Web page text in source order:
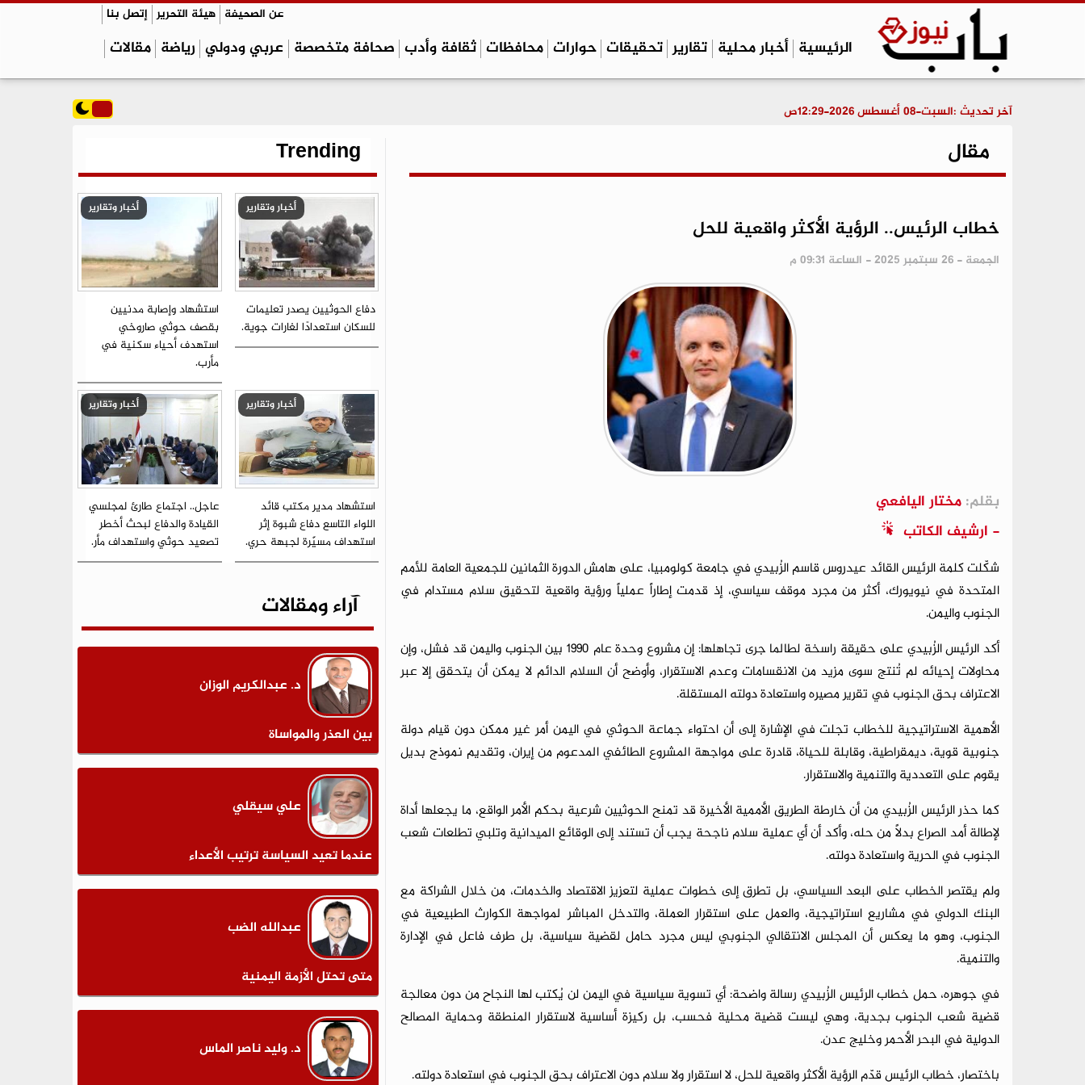
عن الصحيفة هيئة التحرير إتصل بنا
الرئيسية أخبار محلية تقارير تحقيقات حوارات محافظات ثقافة وأدب صحافة متخصصة عربي ودولي رياضة مقالات
آخر تحديث :السبت-08 أغسطس 2026-12:29ص
مقال
خطاب الرئيس.. الرؤية الأكثر واقعية للحل
الجمعة - 26 سبتمبر 2025 - الساعة 09:31 م
بقلم: مختار اليافعي
- ارشيف الكاتب
شكّلت كلمة الرئيس القائد عيدروس قاسم الزُبيدي في جامعة كولومبيا، على هامش الدورة الثمانين للجمعية العامة للأمم
المتحدة في نيويورك، أكثر من مجرد موقف سياسي، إذ قدمت إطاراً عملياً ورؤية واقعية لتحقيق سلام مستدام في
الجنوب واليمن.
أكد الرئيس الزُبيدي على حقيقة راسخة لطالما جرى تجاهلها: إن مشروع وحدة عام 1990 بين الجنوب واليمن قد فشل، وإن
محاولات إحيائه لم تُنتج سوى مزيد من الانقسامات وعدم الاستقرار، وأوضح أن السلام الدائم لا يمكن أن يتحقق إلا عبر
الاعتراف بحق الجنوب في تقرير مصيره واستعادة دولته المستقلة.
الأهمية الاستراتيجية للخطاب تجلت في الإشارة إلى أن احتواء جماعة الحوثي في اليمن أمر غير ممكن دون قيام دولة
جنوبية قوية، ديمقراطية، وقابلة للحياة، قادرة على مواجهة المشروع الطائفي المدعوم من إيران، وتقديم نموذج بديل
يقوم على التعددية والتنمية والاستقرار.
كما حذر الرئيس الزُبيدي من أن خارطة الطريق الأممية الأخيرة قد تمنح الحوثيين شرعية بحكم الأمر الواقع، ما يجعلها أداة
لإطالة أمد الصراع بدلاً من حله، وأكد أن أي عملية سلام ناجحة يجب أن تستند إلى الوقائع الميدانية وتلبي تطلعات شعب
الجنوب في الحرية واستعادة دولته.
ولم يقتصر الخطاب على البعد السياسي، بل تطرق إلى خطوات عملية لتعزيز الاقتصاد والخدمات، من خلال الشراكة مع
البنك الدولي في مشاريع استراتيجية، والعمل على استقرار العملة، والتدخل المباشر لمواجهة الكوارث الطبيعية في
الجنوب، وهو ما يعكس أن المجلس الانتقالي الجنوبي ليس مجرد حامل لقضية سياسية، بل طرف فاعل في الإدارة
والتنمية.
في جوهره، حمل خطاب الرئيس الزُبيدي رسالة واضحة: أي تسوية سياسية في اليمن لن يُكتب لها النجاح من دون معالجة
قضية شعب الجنوب بجدية، وهي ليست قضية محلية فحسب، بل ركيزة أساسية لاستقرار المنطقة وحماية المصالح
الدولية في البحر الأحمر وخليج عدن.
باختصار، خطاب الرئيس قدّم الرؤية الأكثر واقعية للحل، لا استقرار ولا سلام دون الاعتراف بحق الجنوب في استعادة دولته.
Trending
أخبار وتقارير
دفاع الحوثيين يصدر تعليمات
للسكان استعدادًا لغارات جوية.
أخبار وتقارير
استشهاد وإصابة مدنيين
بقصف حوثي صاروخي
استهدف أحياء سكنية في
مأرب.
أخبار وتقارير
استشهاد مدير مكتب قائد
اللواء التاسع دفاع شبوة إثر
استهداف مسيّرة لجبهة حري.
أخبار وتقارير
عاجل.. اجتماع طارئ لمجلسي
القيادة والدفاع لبحث أخطر
تصعيد حوثي واستهداف مأر.
آراء ومقالات
د. عبدالكريم الوزان
بين العذر والمواساة
علي سيقلي
عندما تعيد السياسة ترتيب الأعداء
عبدالله الضب
متى تحتل الأزمة اليمنية
د. وليد ناصر الماس